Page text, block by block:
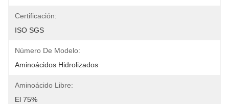
Certificación:
ISO SGS
Número De Modelo:
Aminoácidos Hidrolizados
Aminoácido Libre:
El 75%